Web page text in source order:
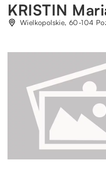
KRISTIN
Wielkopolskie, 60-104